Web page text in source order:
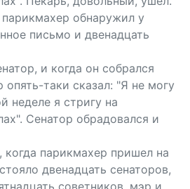
обнаружил у
письмо и двенадцать
и когда он собрался
опять-таки сказал: "Я не могу
неделе я стригу на
Сенатор обрадовался и
парикмахер пришел на
двенадцать сенаторов,
советников, мэр и